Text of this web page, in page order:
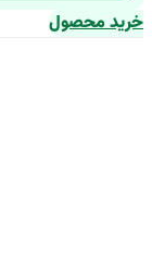
خرید محصول